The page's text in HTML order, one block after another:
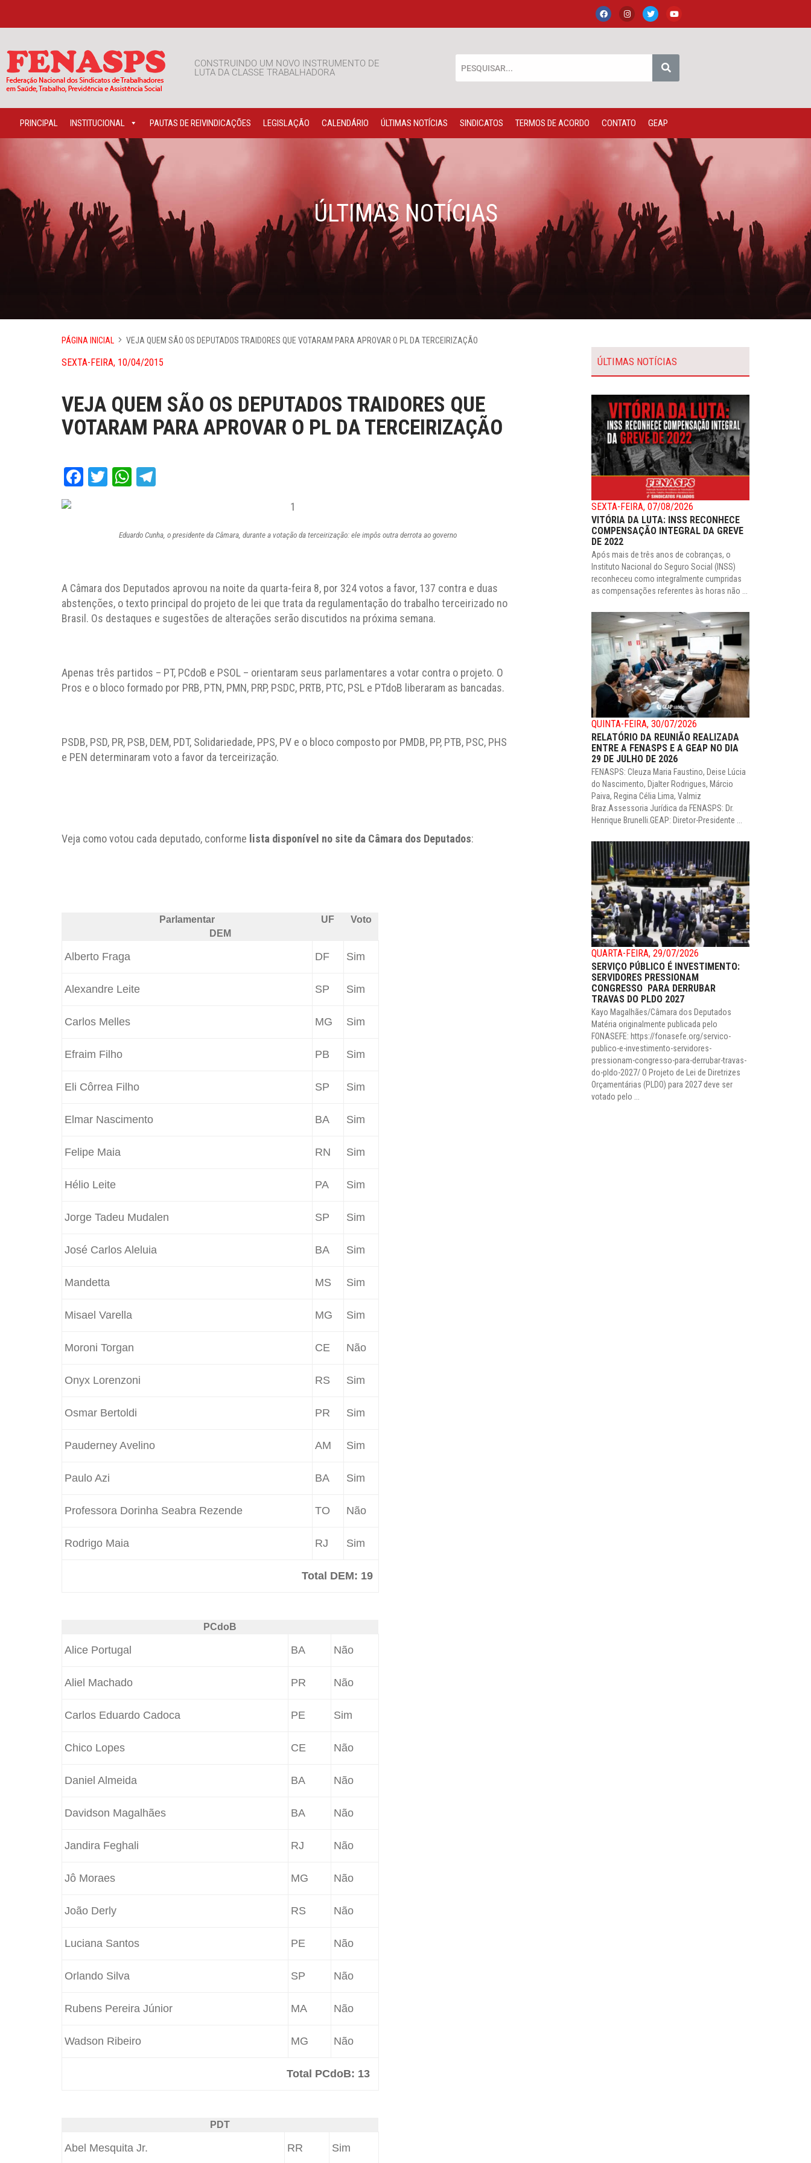
CONSTRUINDO UM NOVO INSTRUMENTO DE
LUTA DA CLASSE TRABALHADORA
PRINCIPAL INSTITUCIONAL PAUTAS DE REIVINDICAÇÕES LEGISLAÇÃO CALENDÁRIO ÚLTIMAS NOTÍCIAS SINDICATOS TERMOS DE ACORDO CONTATO GEAP
ÚLTIMAS NOTÍCIAS
PÁGINA INICIAL VEJA QUEM SÃO OS DEPUTADOS TRAIDORES QUE VOTARAM PARA APROVAR O PL DA TERCEIRIZAÇÃO
SEXTA-FEIRA, 10/04/2015
VEJA QUEM SÃO OS DEPUTADOS TRAIDORES QUE
VOTARAM PARA APROVAR O PL DA TERCEIRIZAÇÃO
Facebook
TwitterWhatsApp
Eduardo Cunha, o presidente da Câmara, durante a votação da terceirização: ele impôs outra derrota ao governo
A Câmara dos Deputados aprovou na noite da quarta-feira 8, por 324 votos a favor, 137 contra e duas
abstenções, o texto principal do projeto de lei que trata da regulamentação do trabalho terceirizado no
Brasil. Os destaques e sugestões de alterações serão discutidos na próxima semana.
Apenas três partidos – PT, PCdoB e PSOL – orientaram seus parlamentares a votar contra o projeto. O
Pros e o bloco formado por PRB, PTN, PMN, PRP, PSDC, PRTB, PTC, PSL e PTdoB liberaram as bancadas.
PSDB, PSD, PR, PSB, DEM, PDT, Solidariedade, PPS, PV e o bloco composto por PMDB, PP, PTB, PSC, PHS
e PEN determinaram voto a favor da terceirização.
Veja como votou cada deputado, conforme lista disponível no site da Câmara dos Deputados:
Parlamentar UF
Voto
DEM
Alberto Fraga DF Sim
Alexandre Leite SP Sim
Carlos Melles MG Sim
Efraim Filho PB Sim
Eli Côrrea Filho SP Sim
Elmar Nascimento BA Sim
Felipe Maia RN Sim
Hélio Leite PA Sim
Jorge Tadeu Mudalen SP Sim
José Carlos Aleluia BA Sim
Mandetta MS Sim
Misael Varella MG Sim
Moroni Torgan CE Não
Onyx Lorenzoni RS Sim
Osmar Bertoldi PR Sim
Pauderney Avelino AM Sim
Paulo Azi BA Sim
Professora Dorinha Seabra Rezende TO Não
Rodrigo Maia RJ Sim
Total DEM: 19
PCdoB
Alice Portugal BA Não
Aliel Machado PR Não
Carlos Eduardo Cadoca PE Sim
Chico Lopes CE Não
Daniel Almeida BA Não
Davidson Magalhães BA Não
Jandira Feghali RJ Não
Jô Moraes MG Não
João Derly RS Não
Luciana Santos PE Não
Orlando Silva SP Não
Rubens Pereira Júnior MA Não
Wadson Ribeiro MG Não
Total PCdoB: 13
PDT
Abel Mesquita Jr. RR Sim
ÚLTIMAS NOTÍCIAS
SEXTA-FEIRA, 07/08/2026
VITÓRIA DA LUTA: INSS RECONHECE
COMPENSAÇÃO INTEGRAL DA GREVE
DE 2022
Após mais de três anos de cobranças, o
Instituto Nacional do Seguro Social (INSS)
reconheceu como integralmente cumpridas
as compensações referentes às horas não ...
QUINTA-FEIRA, 30/07/2026
RELATÓRIO DA REUNIÃO REALIZADA
ENTRE A FENASPS E A GEAP NO DIA
29 DE JULHO DE 2026
FENASPS: Cleuza Maria Faustino, Deise Lúcia
do Nascimento, Djalter Rodrigues, Márcio
Paiva, Regina Célia Lima, Valmiz
Braz.Assessoria Jurídica da FENASPS: Dr.
Henrique Brunelli.GEAP: Diretor-Presidente ...
QUARTA-FEIRA, 29/07/2026
SERVIÇO PÚBLICO É INVESTIMENTO:
SERVIDORES PRESSIONAM
CONGRESSO PARA DERRUBAR
TRAVAS DO PLDO 2027
Kayo Magalhães/Câmara dos Deputados
Matéria originalmente publicada pelo
FONASEFE: https://fonasefe.org/servico-
publico-e-investimento-servidores-
pressionam-congresso-para-derrubar-travas-
do-pldo-2027/ O Projeto de Lei de Diretrizes
Orçamentárias (PLDO) para 2027 deve ser
votado pelo ...